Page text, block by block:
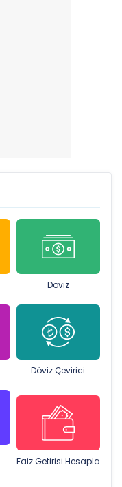
Döviz
Döviz Çevirici
Faiz Getirisi Hesapla